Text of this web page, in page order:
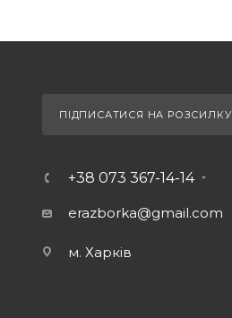
ПІДПИСАТИСЯ НА РОЗСИЛКУ
+38 073 367-14-14
erazborka@gmail.com
м. Харків